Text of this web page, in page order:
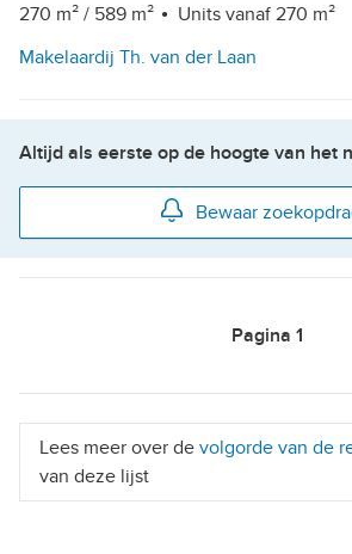
270 m² / 589 m²
Units vanaf 270 m²
Makelaardij Th. van der Laan
Altijd als eerste op de hoogte van het
Bewaar
Pagina 1
Lees meer over de volgorde van de
van deze lijst